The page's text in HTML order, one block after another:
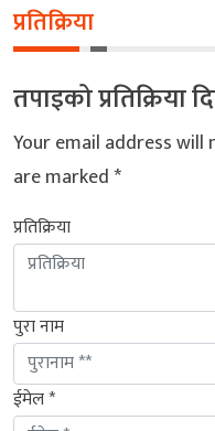
प्रतिक्रिया
तपाइको प्रतिक्रिया
Your email address will
are marked*
प्रतिक्रिया
पुरा नाम
ईमेल *